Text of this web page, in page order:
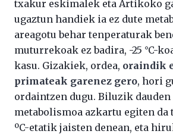
txakur eskimalek eta Artikoko
ugaztun handiek ia ez dute
areagotu behar tenperaturak
muturrekoak ez badira, -25 °C-
kasu. Gizakiek, ordea, oraindik
primateak garenez gero, hori
ordaintzen dugu. Biluzik
metabolismoa azkartu egiten da
ºC-etatik jaisten denean, eta